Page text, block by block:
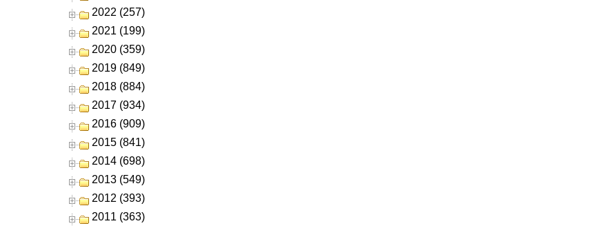
2022 (257)
2021 (199)
2020 (359)
2019 (849)
2018 (884)
2017 (934)
2016 (909)
2015 (841)
2014 (698)
2013 (549)
2012 (393)
2011 (363)